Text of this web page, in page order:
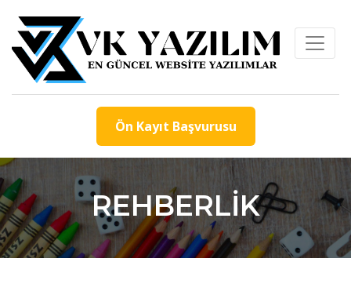
Ön Kayıt Başvurusu
REHBERLİK